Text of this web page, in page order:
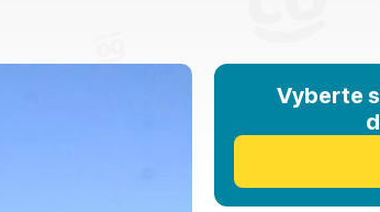
Vyberte